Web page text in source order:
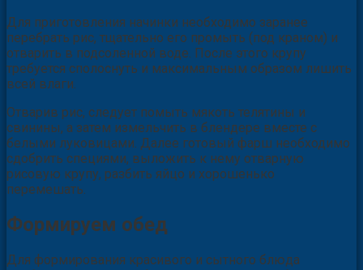
Для приготовления начинки необходимо заранее
перебрать рис, тщательно его промыть (под краном) и
отварить в подсоленной воде. После этого крупу
требуется сполоснуть и максимальным образом лишить
всей влаги.
Отварив рис, следует помыть мякоть телятины и
свинины, а затем измельчить в блендере вместе с
белыми луковицами. Далее готовый фарш необходимо
сдобрить специями, выложить к нему отварную
рисовую крупу, разбить яйцо и хорошенько
перемешать.
Формируем обед
Для формирования красивого и сытного блюда